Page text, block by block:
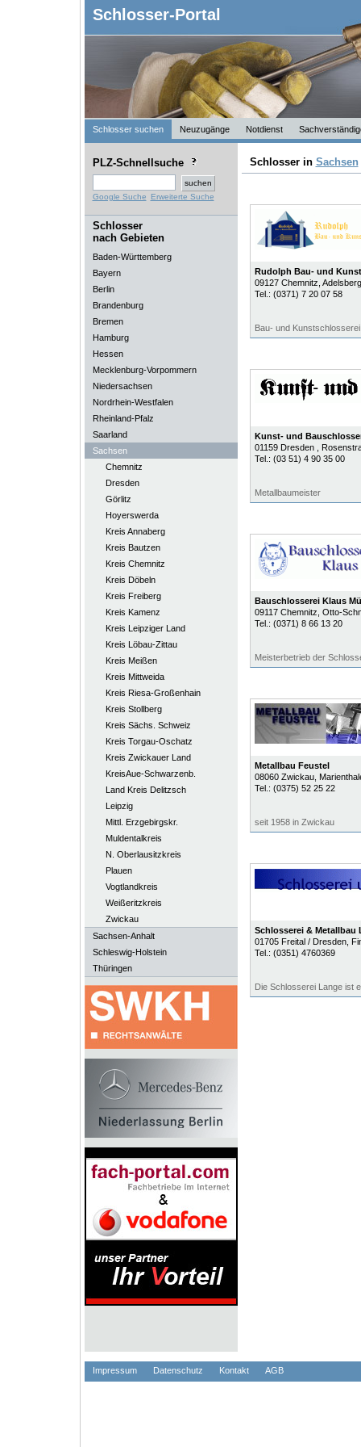
Schlosser-Portal
Schlosser suchen Neuzugänge Notdienst
PLZ-Schnellsuche
Google Suche Erweiterte Suche
Schlosser
nach Gebieten
Baden-Württemberg
Bayern
Berlin
Brandenburg
Bremen
Hamburg
Hessen
Mecklenburg-Vorpommern
Niedersachsen
Nordrhein-Westfalen
Rheinland-Pfalz
Saarland
Sachsen
Chemnitz
Dresden
Görlitz
Hoyerswerda
Kreis Annaberg
Kreis Bautzen
Kreis Chemnitz
Kreis Döbeln
Kreis Freiberg
Kreis Kamenz
Kreis Leipziger Land
Kreis Löbau-Zittau
Kreis Meißen
Kreis Mittweida
Kreis Riesa-Großenhain
Kreis Stollberg
Kreis Sächs. Schweiz
Kreis Torgau-Oschatz
Kreis Zwickauer Land
KreisAue-Schwarzenb.
Land Kreis Delitzsch
Leipzig
Mittl. Erzgebirgskr.
Muldentalkreis
N. Oberlausitzkreis
Plauen
Vogtlandkreis
Weißeritzkreis
Zwickau
Sachsen-Anhalt
Schleswig-Holstein
Thüringen
Schlosser in Sachsen
Rudolph Bau- und
09127 Chemnitz ,
Tel.: (0371) 7 20 07 58
Bau- und Kunstschlosserei
Kunst- und
01159 Dresden
,
Tel.: (03 51) 4 90 35 00
Metallbaumeister
Bauschlosserei Klaus
09117 Chemnitz , Otto-
Tel.: (0371) 8 66 13 20
Meisterbetrieb der
Metallbau Feustel
08060 Zwickau,
Tel.: (0375) 52 25 22
seit 1958 in Zwickau
Schlosserei & Metallbau
01705 Freital / Dresden,
Tel.: (0351) 4760369
Die Schlosserei Lange ist
Impressum Datenschutz Kontakt AGB